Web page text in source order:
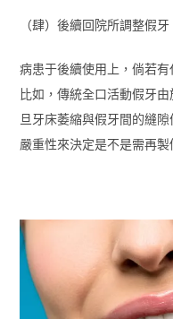
（肆）後續回院所調整假牙
病患于後續使用上，倘若
比如，傳統全口活動假牙
旦牙床萎縮與假牙間的縫
嚴重性來決定是不是需再製